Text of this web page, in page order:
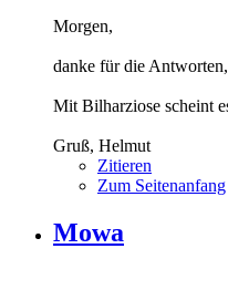
Morgen,
danke für die
Mit Bilharziose scheint
Gruß, Helmut
Zitieren
Zum Seitenanfang
Mowa